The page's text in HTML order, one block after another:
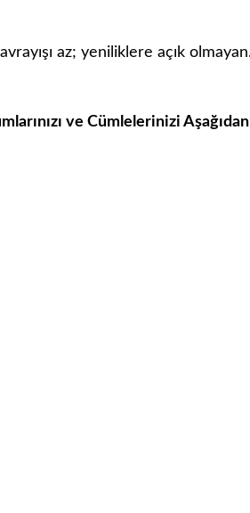
az; yeniliklere açık
ve Cümlelerinizi